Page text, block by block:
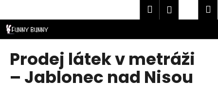
obsah
Hledat
Prodej látek v metráži
– Jablonec nad Nisou
o
í
C
o
p